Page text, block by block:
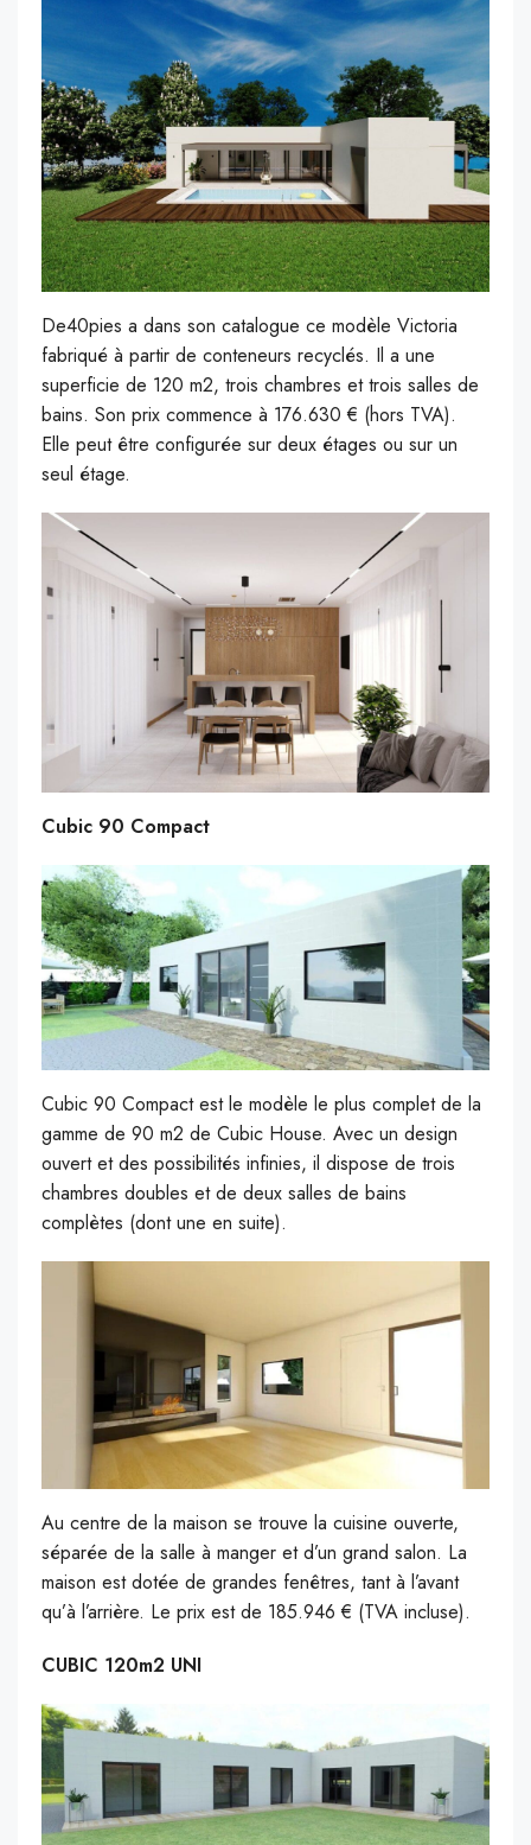
De40pies a dans son catalogue ce modèle Victoria
fabriqué à partir de conteneurs recyclés. Il a une
superficie de 120 m2, trois chambres et trois salles de
bains. Son prix commence à 176.630 € (hors TVA).
Elle peut être configurée sur deux étages ou sur un
seul étage.
Cubic 90 Compact
Cubic 90 Compact est le modèle le plus complet de la
gamme de 90 m2 de Cubic House. Avec un design
ouvert et des possibilités infinies, il dispose de trois
chambres doubles et de deux salles de bains
complètes (dont une en suite).
Au centre de la maison se trouve la cuisine ouverte,
séparée de la salle à manger et d’un grand salon. La
maison est dotée de grandes fenêtres, tant à l’avant
qu’à l’arrière. Le prix est de 185.946 € (TVA incluse).
CUBIC 120m2 UNI